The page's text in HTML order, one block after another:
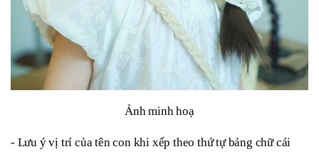
Ảnh minh hoạ
- Lưu ý vị trí của tên con khi xếp theo thứ tự bảng chữ cái